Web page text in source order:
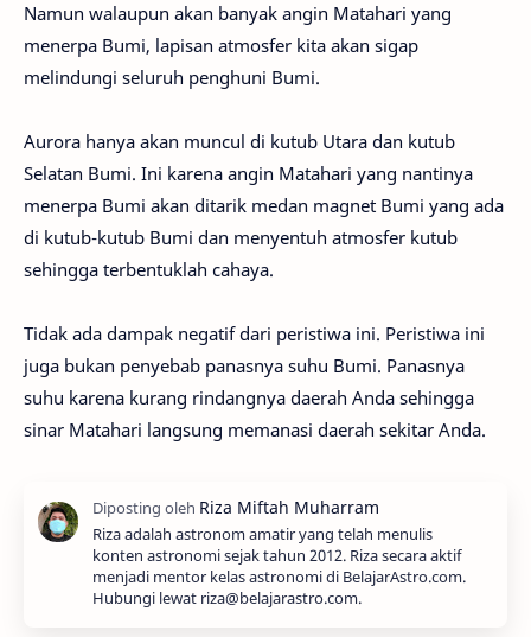
Namun walaupun akan banyak angin Matahari yang
menerpa Bumi, lapisan atmosfer kita akan sigap
melindungi seluruh penghuni Bumi.
Aurora hanya akan muncul di kutub Utara dan kutub
Selatan Bumi. Ini karena angin Matahari yang nantinya
menerpa Bumi akan ditarik medan magnet Bumi yang ada
di kutub-kutub Bumi dan menyentuh atmosfer kutub
sehingga terbentuklah cahaya.
Tidak ada dampak negatif dari peristiwa ini. Peristiwa ini
juga bukan penyebab panasnya suhu Bumi. Panasnya
suhu karena kurang rindangnya daerah Anda sehingga
sinar Matahari langsung memanasi daerah sekitar Anda.
Riza adalah astronom amatir yang telah menulis
konten astronomi sejak tahun 2012. Riza secara aktif
menjadi mentor kelas astronomi di BelajarAstro.com.
Hubungi lewat riza@belajarastro.com.